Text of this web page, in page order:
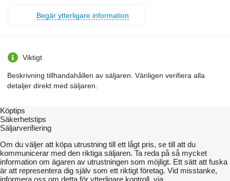
Begär ytterligare information
Viktigt
Beskrivning tillhandahållen av säljaren. Vänligen verifiera alla
detaljer direkt med säljaren.
Köptips
Säkerhetstips
Säljarverifiering
Om du väljer att köpa utrustning till ett lågt pris, se till att du
kommunicerar med den riktiga säljaren. Ta reda på så mycket
information om ägaren av utrustningen som möjligt. Ett sätt att fuska
är att representera dig själv som ett riktigt företag. Vid misstanke,